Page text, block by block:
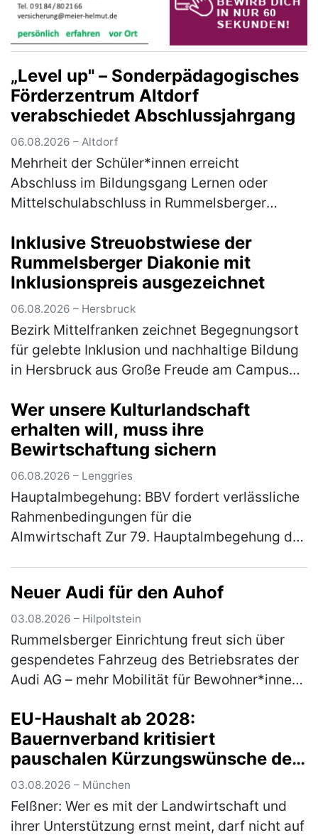
„Level up" – Sonderpädagogisches
Förderzentrum Altdorf
verabschiedet Abschlussjahrgang
06.08.2026 – Altdorf
Mehrheit der Schüler*innen erreicht
Abschluss im Bildungsgang Lernen oder
Mittelschulabschluss in Rummelsberger
Nächster Schritt auf dem Weg ins
Berufsleben" f…(mehr)
Inklusive Streuobstwiese der
Rummelsberger Diakonie mit
Inklusionspreis ausgezeichnet
06.08.2026 – Hersbruck
Bezirk Mittelfranken zeichnet Begegnungsort
für gelebte Inklusion und nachhaltige Bildung
in Hersbruck aus Große Freude am Campus
des Fachbereichs Autismus d…(mehr)
Wer unsere Kulturlandschaft
erhalten will, muss ihre
Bewirtschaftung sichern
06.08.2026 – Lenggries
Hauptalmbegehung: BBV fordert verlässliche
Rahmenbedingungen für die
Almwirtschaft Zur 79. Hauptalmbegehung des
Schönbergalmen be…(mehr)
Neuer Audi für den Auhof
03.08.2026 – Hilpoltstein
Rummelsberger Einrichtung freut sich über
gespendetes Fahrzeug des Betriebsrates der
Audi AG – mehr Mobilität für Bewohner*innen
den Fuhrpark des Auhofs, d…
EU-Haushalt ab 2028:
Bauernverband kritisiert
pauschalen Kürzungswünsche der
Bundesregierung
03.08.2026 – München
Felßner: Wer es mit der Landwirtschaft und
ihrer Unterstützung ernst meint, darf nicht auf